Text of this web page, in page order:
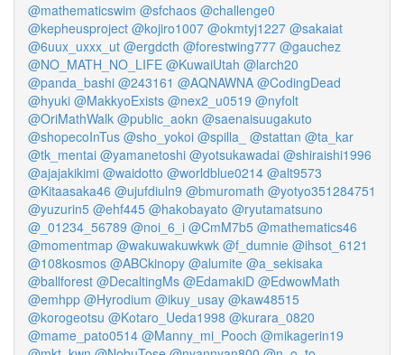
@mathematicswim @sfchaos @challenge0
@kepheusproject @kojiro1007 @okmtyj1227 @sakaiat
@6uux_uxxx_ut @ergdcth @forestwing777 @gauchez
@NO_MATH_NO_LIFE @KuwaiUtah @larch20
@panda_bashi @243161 @AQNAWNA @CodingDead
@hyuki @MakkyoExists @nex2_u0519 @nyfolt
@OriMathWalk @public_aokn @saenaisuugakuto
@shopecoInTus @sho_yokoi @spilla_ @stattan @ta_kar
@tk_mentai @yamanetoshi @yotsukawadai @shiraishi1996
@ajajakikimi @waidotto @worldblue0214 @alt9573
@Kitaasaka46 @ujufdiuln9 @bmuromath @yotyo351284751
@yuzurin5 @ehf445 @hakobayato @ryutamatsuno
@_01234_56789 @noi_6_i @CmM7b5 @mathematics46
@momentmap @wakuwakuwkwk @f_dumnie @ihsot_6121
@108kosmos @ABCkinopy @alumite @a_sekisaka
@ballforest @DecaltingMs @EdamakiD @EdwowMath
@emhpp @Hyrodium @ikuy_usay @kaw48515
@korogeotsu @Kotaro_Ueda1998 @kurara_0820
@mame_pato0514 @Manny_mi_Pooch @mikagerin19